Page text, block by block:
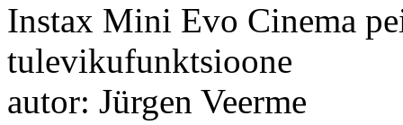
Instax Mini Evo Cinema
tulevikufunktsioone
autor: Jürgen Veerme